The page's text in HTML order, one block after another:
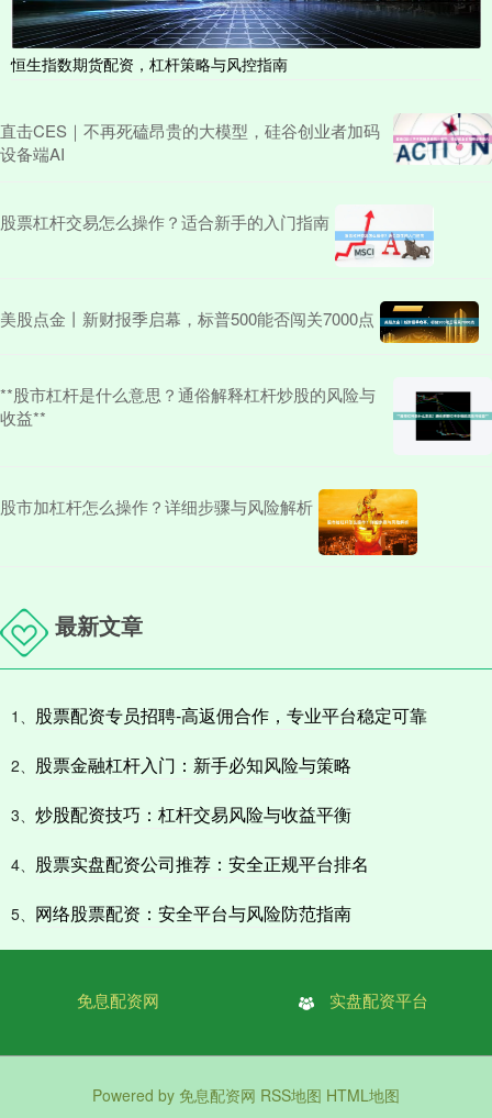
恒生指数期货配资，杠杆策略与风控指南
直击CES｜不再死磕昂贵的大模型，硅谷创业者加码
设备端AI
股票杠杆交易怎么操作？适合新手的入门指南
美股点金丨新财报季启幕，标普500能否闯关7000点
**股市杠杆是什么意思？通俗解释杠杆炒股的风险与
收益**
股市加杠杆怎么操作？详细步骤与风险解析
最新文章
1、 股票配资专员招聘-高返佣合作，专业平台稳定可靠
2、 股票金融杠杆入门：新手必知风险与策略
3、 炒股配资技巧：杠杆交易风险与收益平衡
4、 股票实盘配资公司推荐：安全正规平台排名
5、 网络股票配资：安全平台与风险防范指南
免息配资网 实盘配资平台
Powered by 免息配资网 RSS地图 HTML地图